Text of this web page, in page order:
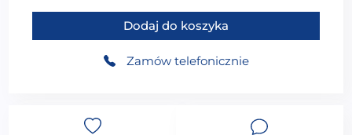
ilość MO-1070K Wanna do zabudowy akrylowa
Dodaj do koszyka
Zamów telefonicznie